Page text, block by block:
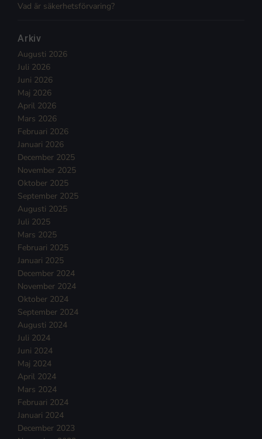
Vad är säkerhetsförvaring?
Arkiv
Augusti 2026
Juli 2026
Juni 2026
Maj 2026
April 2026
Mars 2026
Februari 2026
Januari 2026
December 2025
November 2025
Oktober 2025
September 2025
Augusti 2025
Juli 2025
Mars 2025
Februari 2025
Januari 2025
December 2024
November 2024
Oktober 2024
September 2024
Augusti 2024
Juli 2024
Juni 2024
Maj 2024
April 2024
Mars 2024
Februari 2024
Januari 2024
December 2023